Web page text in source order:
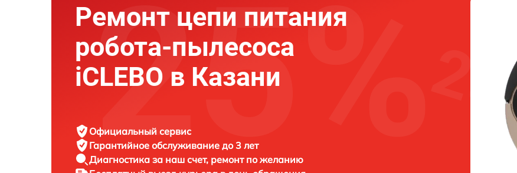
Ремонт цепи питания
робота-пылесоса
iCLEBO в Казани
Официальный сервис
Гарантийное обслуживание до 3 лет
Диагностика за наш счет, ремонт по желанию